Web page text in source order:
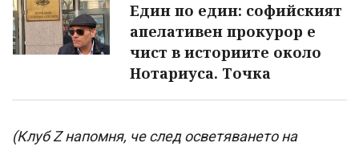
Един по един: софийският
апелативен прокурор е
чист в историите около
Нотариуса. Точка
(Клуб Z напомня, че след осветяването на